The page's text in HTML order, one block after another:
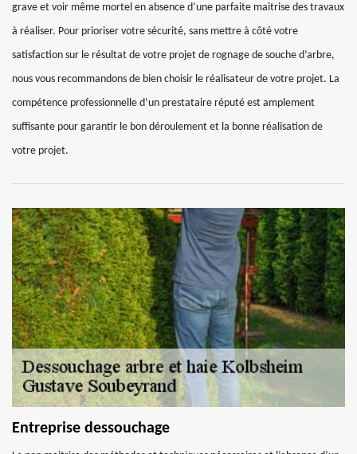
grave et voir même mortel en absence d’une parfaite maitrise des travaux
à réaliser. Pour prioriser votre sécurité, sans mettre à côté votre
satisfaction sur le résultat de votre projet de rognage de souche d’arbre,
nous vous recommandons de bien choisir le réalisateur de votre projet. La
compétence professionnelle d’un prestataire réputé est amplement
suffisante pour garantir le bon déroulement et la bonne réalisation de
votre projet.
Entreprise dessouchage